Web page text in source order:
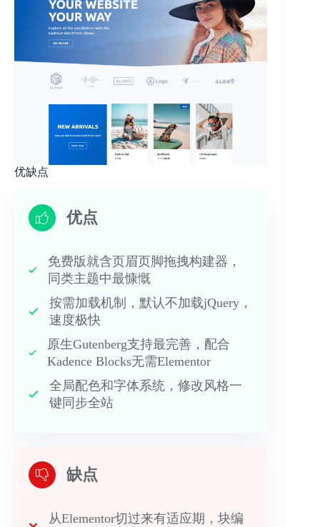
优缺点
优点
免费版就含页眉页脚拖拽构建器，
同类主题中最慷慨
按需加载机制，默认不加载jQuery，
速度极快
原生Gutenberg支持最完善，配合
Kadence Blocks无需Elementor
全局配色和字体系统，修改风格一
键同步全站
缺点
从Elementor切过来有适应期，块编